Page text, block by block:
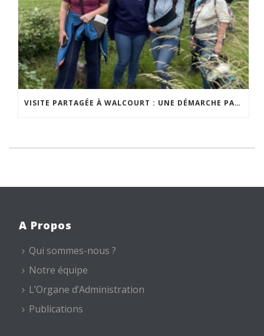
VISITE PARTAGÉE À WALCOURT : UNE DÉMARCHE PARTICIPATIVE ANIMÉE PAR ESPACE ENVIRONNEMENT
A Propos
Qui sommes-nous ?
Notre équipe
L’Organe d’Administration
Publications